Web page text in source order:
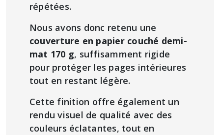
répétées.
Nous avons donc retenu une
couverture en papier couché demi-
mat 170 g, suffisamment rigide
pour protéger les pages intérieures
tout en restant légère.
Cette finition offre également un
rendu visuel de qualité avec des
couleurs éclatantes, tout en